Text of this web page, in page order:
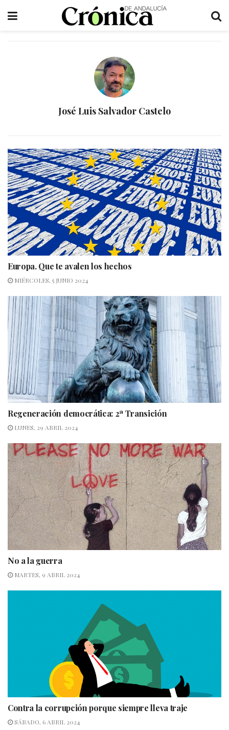
José Luis Salvador Castelo
Europa. Que te avalen los hechos
MIÉRCOLES, 5 JUNIO 2024
Regeneración democrática: 2ª Transición
LUNES, 29 ABRIL 2024
No a la guerra
MARTES, 9 ABRIL 2024
Contra la corrupción porque siempre lleva traje
SÁBADO, 6 ABRIL 2024